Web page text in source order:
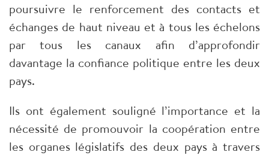
poursuivre le renforcement des contacts et
échanges de haut niveau et à tous les échelons
par tous les canaux afin d’approfondir
davantage la confiance politique entre les deux
pays.
Ils ont également souligné l’importance et la
nécessité de promouvoir la coopération entre
les organes législatifs des deux pays à travers